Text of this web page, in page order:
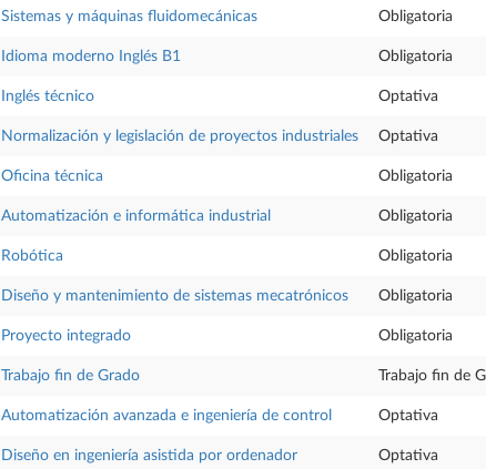
Sistemas y máquinas fluidomecánicas Obligatoria
Idioma moderno Inglés B1 Obligatoria
Inglés técnico Optativa
Normalización y legislación de proyectos industriales Optativa
Oficina técnica Obligatoria
Automatización e informática industrial Obligatoria
Robótica Obligatoria
Diseño y mantenimiento de sistemas mecatrónicos Obligatoria
Proyecto integrado Obligatoria
Trabajo fin de Grado Trabajo fin de
Automatización avanzada e ingeniería de control Optativa
Diseño en ingeniería asistida por ordenador Optativa